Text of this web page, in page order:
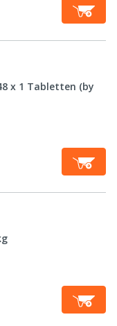
x 1 Tabletten (by